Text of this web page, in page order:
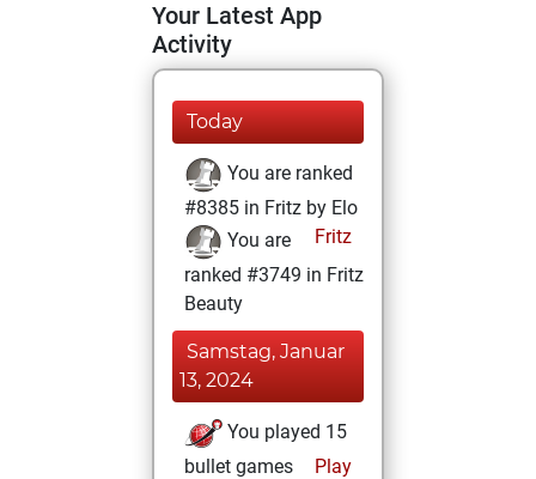
Your Latest App
Activity
Today
You are ranked
#8385 in Fritz by Elo
Fritz
You are
ranked #3749 in Fritz
Beauty
Samstag, Januar
13, 2024
You played 15
bullet games
Play